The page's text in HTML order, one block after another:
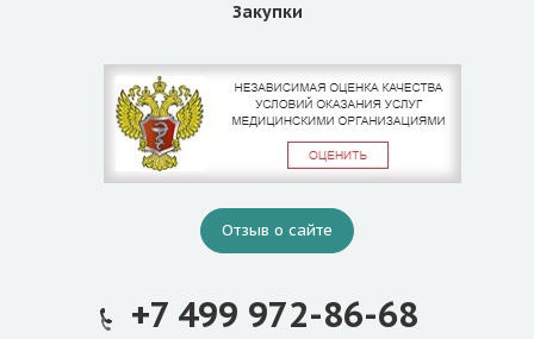
Закупки
Отзыв о сайте
+7 499 972-86-68